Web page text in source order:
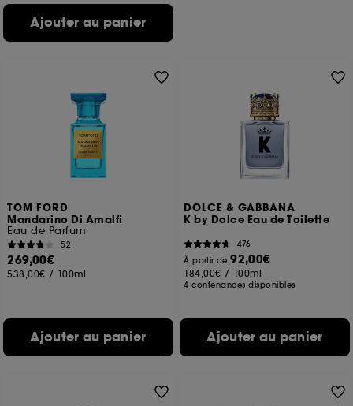
Ajouter au panier
TOM FORD
Mandarino Di Amalfi
Eau de Parfum
52
269,00€
538,00€ / 100ml
Ajouter au panier
DOLCE & GABBANA
K by Dolce Eau de Toilette
476
À partir de92,00€
184,00€ / 100ml
4 contenances disponibles
Ajouter au panier